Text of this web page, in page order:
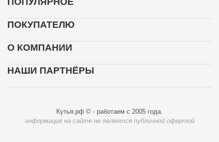
ПОКУПАТЕЛЮ
О КОМПАНИИ
НАШИ ПАРТНЁРЫ
Кутья.рф © - работаем с 2005 года.
информация на сайте не является публичной офертой